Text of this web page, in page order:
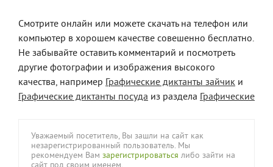
Смотрите онлайн или можете скачать на телефон или
компьютер в хорошем качестве совешенно бесплатно.
Не забывайте оставить комментарий и посмотреть
другие фотографии и изображения высокого
качества, например Графические диктанты зайчик и
Графические диктанты посуда из раздела Графические
Уважаемый посетитель, Вы зашли на сайт как
незарегистрированный пользователь. Мы
рекомендуем Вам зарегистрироваться либо зайти на